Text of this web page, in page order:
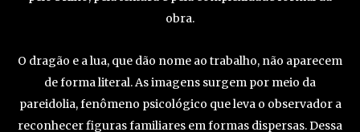
obra.
O dragão e a lua, que dão nome ao trabalho, não aparecem
de forma literal. As imagens surgem por meio da
pareidolia, fenômeno psicológico que leva o observador a
reconhecer figuras familiares em formas dispersas. Dessa